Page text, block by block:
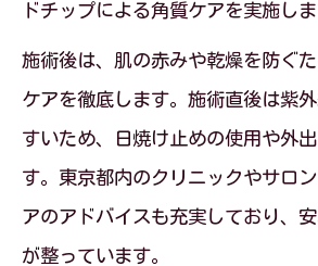
ドチップによる角質ケアを実施しま
施術後は、肌の赤みや乾燥を防ぐ
ケアを徹底します。施術直後は紫
すいため、日焼け止めの使用や外
す。東京都内のクリニックやサロ
アのアドバイスも充実しており、
が整っています。